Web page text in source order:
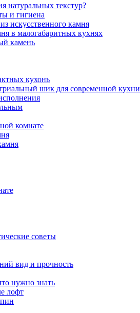
натуральных текстур?
и гигиена
искусственного камня
в малогабаритных кухнях
камень
кухонь
шик для современной кухни
комнате
советы
вид и прочность
нужно знать
лофт